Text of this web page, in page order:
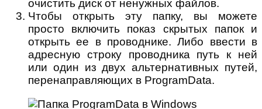
очистить диск от ненужных файлов.
Чтобы открыть эту папку, вы можете
просто включить показ скрытых папок и
открыть ее в проводнике. Либо ввести в
адресную строку проводника путь к ней
или один из двух альтернативных путей,
перенаправляющих в ProgramData.